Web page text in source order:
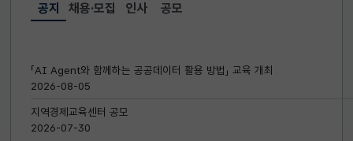
공지
선택됨
공지
「AI Agent와 함께하는 공공데이터 활용 방법」 교육 개최
2026-08-05
지역경제교육센터 공모
2026-07-30
채용·모집 인사 공모